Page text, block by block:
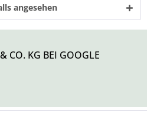
angesehen
CO. KG BEI GOOGLE